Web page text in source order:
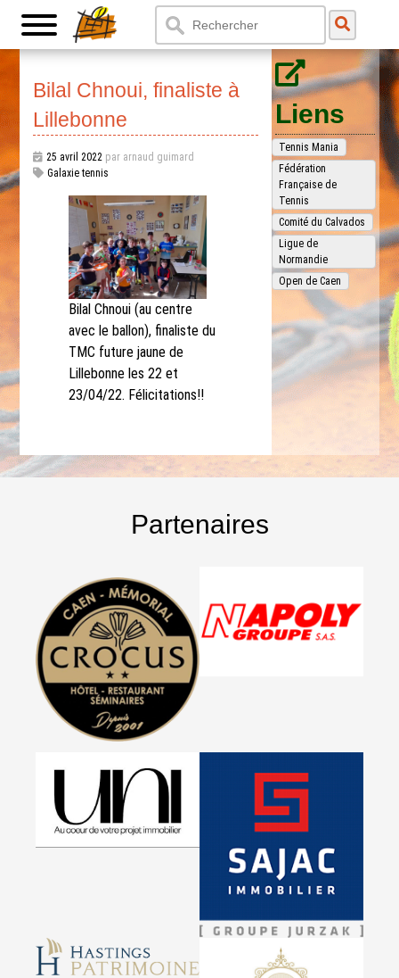
Bilal Chnoui, finaliste à
Lillebonne
25 avril 2022 par arnaud guimard
Galaxie tennis
Bilal Chnoui (au centre
avec le ballon), finaliste du
TMC future jaune de
Lillebonne les 22 et
23/04/22. Félicitations!!
Liens
Tennis Mania
Fédération
Française de
Tennis
Comité du Calvados
Ligue de
Normandie
Open de Caen
Partenaires